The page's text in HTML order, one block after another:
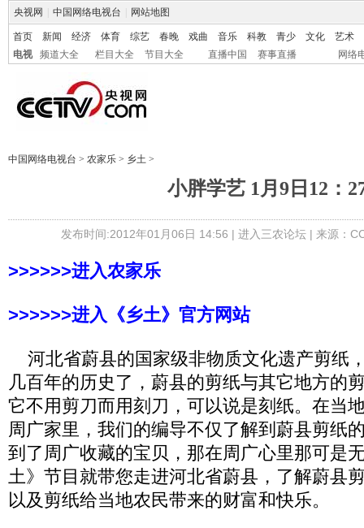
央视网 中国网络电视台 网站地图
首页 新闻 经济 体育 综艺 春晚 戏曲 音乐 科教 青少 文化
艺术
电视
频道大全 栏目大全 节目大全 直播中国 赛事直播 网络
中国网络电视台 > 农家乐 > 乡土 >
小胖学艺 1月9日12：
发布时间:2012年01月06日 14:56 | 进入三农论坛| 来源：
>>>>>>进入农家乐
>>>>>>进入《乡土》官方网站
河北省蔚县的国家级非物质文化遗产剪纸
几百年的历史了，蔚县的剪纸与其它地方的
它不用剪刀而用刻刀，可以说是刻纸。在当
周广家里，我们的编导不仅了解到蔚县剪纸
到了周广收藏的宝贝，那在周广心里那可是
土》节目就带您走进河北省蔚县，了解蔚县
以及剪纸给当地农民带来的财富和快乐。